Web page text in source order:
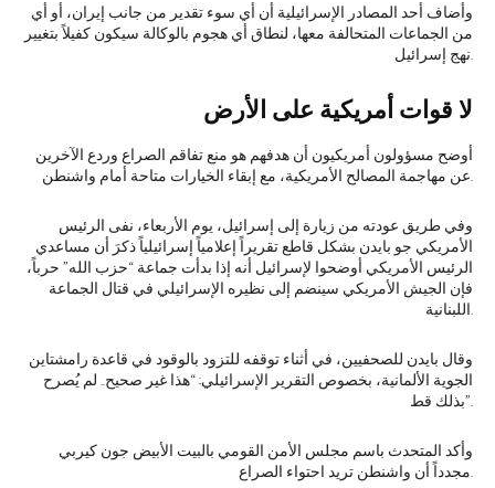
وأضاف أحد المصادر الإسرائيلية أن أي سوء تقدير من جانب إيران، أو أي
من الجماعات المتحالفة معها، لنطاق أي هجوم بالوكالة سيكون كفيلاً بتغيير
نهج إسرائيل.
لا قوات أمريكية على الأرض
أوضح مسؤولون أمريكيون أن هدفهم هو منع تفاقم الصراع وردع الآخرين
عن مهاجمة المصالح الأمريكية، مع إبقاء الخيارات متاحة أمام واشنطن.
وفي طريق عودته من زيارة إلى إسرائيل، يوم الأربعاء، نفى الرئيس
الأمريكي جو بايدن بشكل قاطع تقريراً إعلامياً إسرائيلياً ذكرَ أن مساعدي
الرئيس الأمريكي أوضحوا لإسرائيل أنه إذا بدأت جماعة “حزب الله” حرباً،
فإن الجيش الأمريكي سينضم إلى نظيره الإسرائيلي في قتال الجماعة
اللبنانية.
وقال بايدن للصحفيين، في أثناء توقفه للتزود بالوقود في قاعدة رامشتاين
الجوية الألمانية، بخصوص التقرير الإسرائيلي: “هذا غير صحيح.. لم يُصرح
بذلك قط”.
وأكد المتحدث باسم مجلس الأمن القومي بالبيت الأبيض جون كيربي
مجدداً أن واشنطن تريد احتواء الصراع.